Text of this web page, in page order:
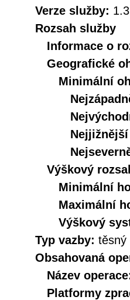
Verze služby:
Rozsah služby
Informace o
Geografické
Minimální
Výškový
Minimální
Maximální
Výškový
Typ vazby: těsný
Obsahovaná
Název
Platformy